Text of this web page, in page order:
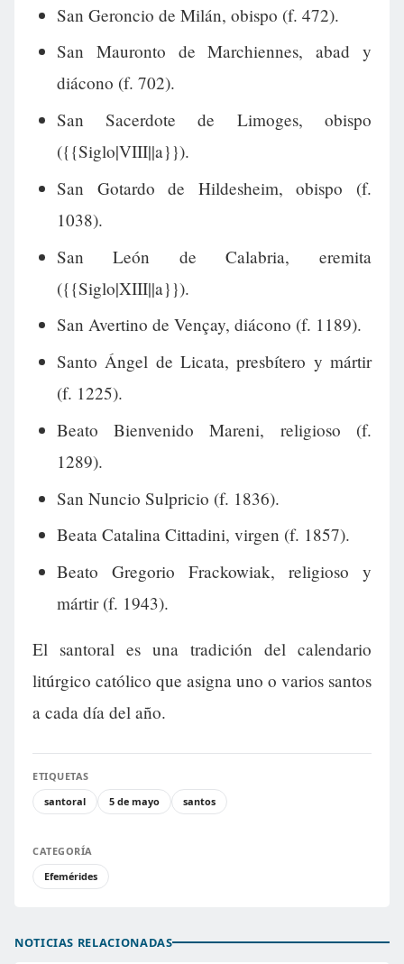
San Geroncio de Milán, obispo (f. 472).
San Mauronto de Marchiennes, abad y
diácono (f. 702).
San Sacerdote de Limoges, obispo
({{Siglo|VIII||a}}).
San Gotardo de Hildesheim, obispo (f.
1038).
San León de Calabria, eremita
({{Siglo|XIII||a}}).
San Avertino de Vençay, diácono (f. 1189).
Santo Ángel de Licata, presbítero y mártir
(f. 1225).
Beato Bienvenido Mareni, religioso (f.
1289).
San Nuncio Sulpricio (f. 1836).
Beata Catalina Cittadini, virgen (f. 1857).
Beato Gregorio Frackowiak, religioso y
mártir (f. 1943).
El santoral es una tradición del calendario
litúrgico católico que asigna uno o varios santos
a cada día del año.
ETIQUETAS
santoral
5 de mayo santos
CATEGORÍA
Efemérides
NOTICIAS RELACIONADAS